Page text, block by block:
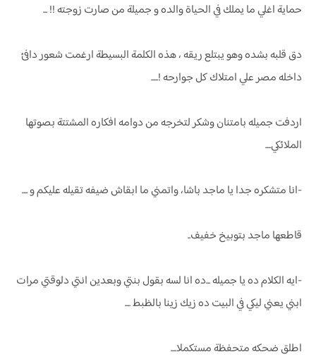
حماية اغلي ما يملك في الحياة والده و جميلة من صارت زوجته !! ...
دق قلبه بشده وهو يبتلع ريقه ، هذه الكلمة البسيطة ارغمت شعور دافئ
داخله مصر علي امتلاك كل جوارحه !.....
اردفت جميله بامتنان وشكر لتخرجه من دوامه افكاره المشتتة بصوتها
الملائكي....
-انا متشكره جدا يا ماجد باشا، واتمني ما ابقاش ضيفه تقيله عليكم و ....
قاطعها ماجد بتوبيخ خفيف..
-ايه الكلام ده يا جميله ...ده انا لسه بقول بنتي وبعدين انتي دلوقتي مرات
ابني يعني ليكي في البيت ده زيك زينا بالظبط ....
اطلق ضحكه متحفظة مستكملا....